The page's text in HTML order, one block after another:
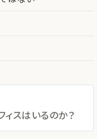
スはいるのか？